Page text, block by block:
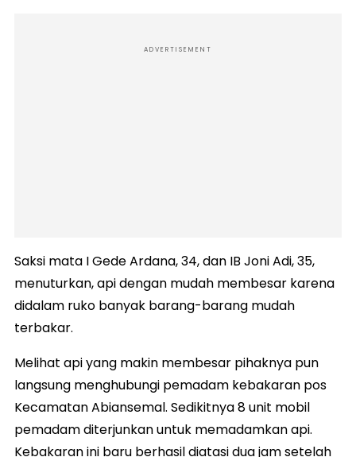
ADVERTISEMENT
Saksi mata I Gede Ardana, 34, dan IB Joni Adi, 35,
menuturkan, api dengan mudah membesar karena
didalam ruko banyak barang-barang mudah
terbakar.
Melihat api yang makin membesar pihaknya pun
langsung menghubungi pemadam kebakaran pos
Kecamatan Abiansemal. Sedikitnya 8 unit mobil
pemadam diterjunkan untuk memadamkan api.
Kebakaran ini baru berhasil diatasi dua jam setelah